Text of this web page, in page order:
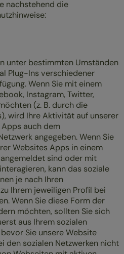
nachstehend die
unter bestimmten Umständen
Plug-Ins verschiedener
Wenn Sie mit einem
Instagram, Twitter,
(z. B. durch die
wird Ihre Aktivität auf unserer
auch dem
angegeben. Wenn Sie
Websites Apps in einem
sind oder mit
kann das soziale
je nach Ihren
Ihrem jeweiligen Profil bei
Wenn Sie diese Form der
möchten, sollten Sie sich
aus Ihrem sozialen
Sie unsere Website
den sozialen Netzwerken nicht